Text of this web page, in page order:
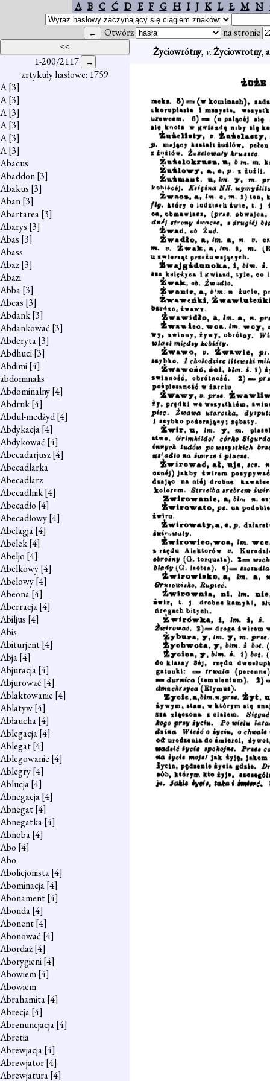
A B C Ć D E F G H I J K L Ł M N
Otwórz na stronie
1-200/2117
artykuły hasłowe: 1759
A[3]
A[3]
A[3]
A[3]
A[3]
A[3]
Abacus
Abaddon[3]
Abakus [3]
Aban[3]
Abartarea[3]
Abarys [3]
Abas [3]
Abass
Abaz[3]
Abazi
Abba[3]
Abcas [3]
Abdank[3]
Abdankować [3]
Abderyta[3]
Abdhuci[3]
Abdimi[4]
abdominalis
Abdominalny[4]
Abdruk[4]
Abdul-medżyd[4]
Abdykacja[4]
Abdykować [4]
Abecadarjusz[4]
Abecadlarka
Abecadlarz
Abecadlnik[4]
Abecadło [4]
Abecadłowy[4]
Abelagja[4]
Abelek[4]
Abeljo [4]
Abelkowy[4]
Abelowy[4]
Abeona[4]
Aberracja[4]
Abiljus [4]
Abis
Abiturjent[4]
Abja[4]
Abjuracja[4]
Abjurować [4]
Ablaktowanie [4]
Ablatyw[4]
Abłaucha[4]
Ablegacja[4]
Ablegat[4]
Ablegowanie [4]
Ablegry[4]
Ablucja[4]
Abnegacja[4]
Abnegat[4]
Abnegatka[4]
Abnoba[4]
Abo [4]
Abo
Abolicjonista[4]
Abominacja[4]
Abonament[4]
Abonda[4]
Abonent[4]
Abonować [4]
Abordaż[4]
Aborygieni[4]
Abowiem[4]
Abowiem
Abrahamita[4]
Abrecja[4]
Abrenuncjacja[4]
Abretia
Abrewjacja[4]
Abrewjator[4]
Abrewjatura[4]
Życiowrótny, v.Życiowrotny,